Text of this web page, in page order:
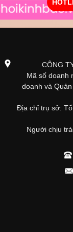
CÔNG
Mã số doanh
doanh và
Địa chỉ trụ sở:
Người chịu